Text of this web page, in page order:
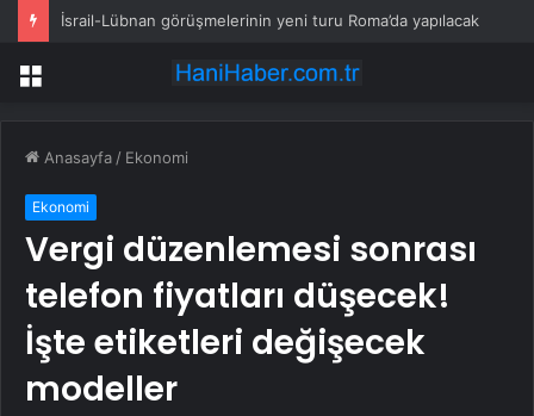
İsrail-Lübnan görüşmelerinin yeni turu Roma’da yapılacak
Menü
Anasayfa / Ekonomi
Ekonomi
Vergi düzenlemesi sonrası
telefon fiyatları düşecek!
İşte etiketleri değişecek
modeller